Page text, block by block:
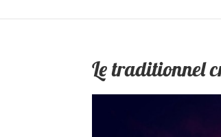
Le traditionnel